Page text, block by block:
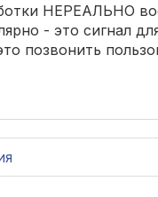
НЕРЕАЛЬНО
- это сигнал
позвонить